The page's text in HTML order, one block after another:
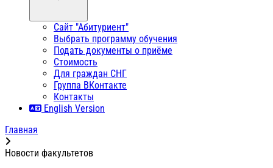
Сайт "Абитуриент"
Выбрать программу обучения
Подать документы о приёме
Стоимость
Для граждан СНГ
Группа ВКонтакте
Контакты
English Version
Главная
Новости факультетов